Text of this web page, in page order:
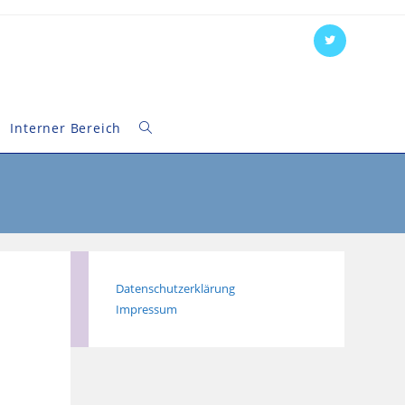
Interner Bereich Website-
Datenschutzerklärung
Impressum